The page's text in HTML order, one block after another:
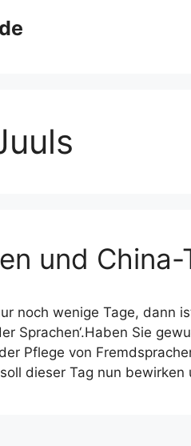
und China-
noch wenige Tage, dann
Sprachen‘.Haben Sie
Pflege von
dieser Tag nun